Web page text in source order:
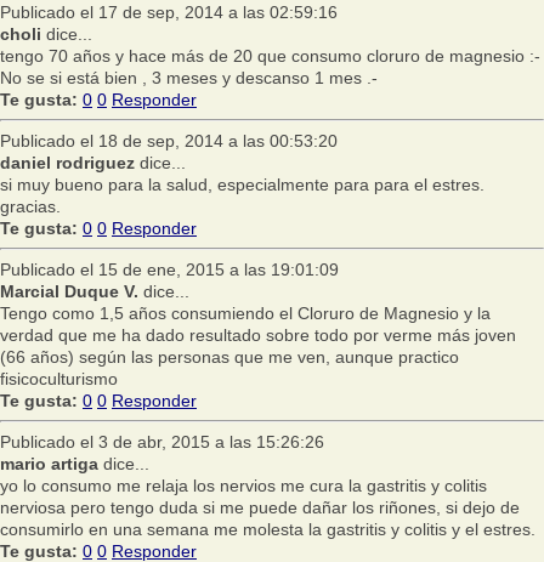
Publicado el 17 de sep, 2014 a las 02:59:16
choli dice...
tengo 70 años y hace más de 20 que consumo cloruro de magnesio :-
No se si está bien , 3 meses y descanso 1 mes .-
Te gusta: 0 0 Responder
Publicado el 18 de sep, 2014 a las 00:53:20
daniel rodriguez dice...
si muy bueno para la salud, especialmente para para el estres.
gracias.
Te gusta: 0 0 Responder
Publicado el 15 de ene, 2015 a las 19:01:09
Marcial Duque V. dice...
Tengo como 1,5 años consumiendo el Cloruro de Magnesio y la
verdad que me ha dado resultado sobre todo por verme más joven
(66 años) según las personas que me ven, aunque practico
fisicoculturismo
Te gusta: 0 0 Responder
Publicado el 3 de abr, 2015 a las 15:26:26
mario artiga dice...
yo lo consumo me relaja los nervios me cura la gastritis y colitis
nerviosa pero tengo duda si me puede dañar los riñones, si dejo de
consumirlo en una semana me molesta la gastritis y colitis y el estres.
Te gusta: 0 0 Responder